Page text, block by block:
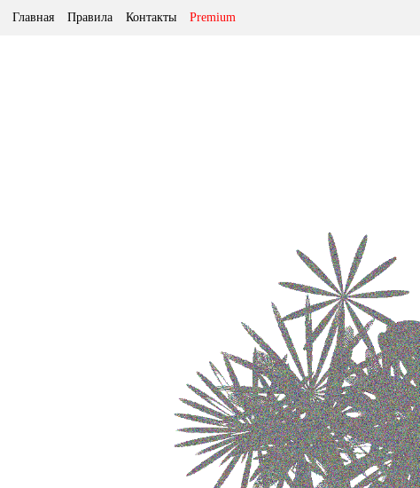
Главная Правила Контакты Premium